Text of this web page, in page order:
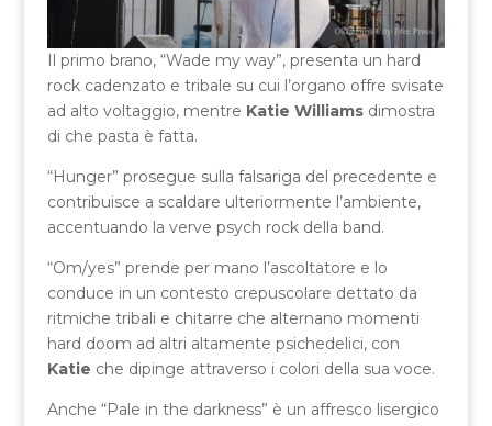
Il primo brano, “Wade my way”, presenta un hard
rock cadenzato e tribale su cui l’organo offre svisate
ad alto voltaggio, mentre Katie Williamsdimostra
di che pasta è fatta.
“Hunger” prosegue sulla falsariga del precedente e
contribuisce a scaldare ulteriormente l’ambiente,
accentuando la verve psych rock della band.
“Om/yes” prende per mano l’ascoltatore e lo
conduce in un contesto crepuscolare dettato da
ritmiche tribali e chitarre che alternano momenti
hard doom ad altri altamente psichedelici, con
Katie che dipinge attraverso i colori della sua voce.
Anche “Pale in the darkness” è un affresco lisergico